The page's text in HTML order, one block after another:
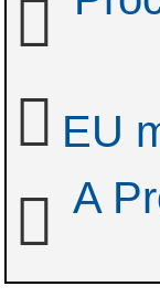
EU
A